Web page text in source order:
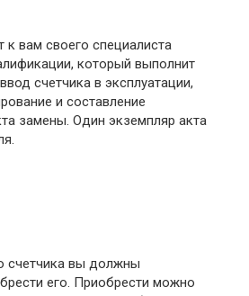
к вам своего специалиста
который выполнит
счетчика в эксплуатации,
и составление
замены. Один экземпляр акта
счетчика вы должны
его. Приобрести можно